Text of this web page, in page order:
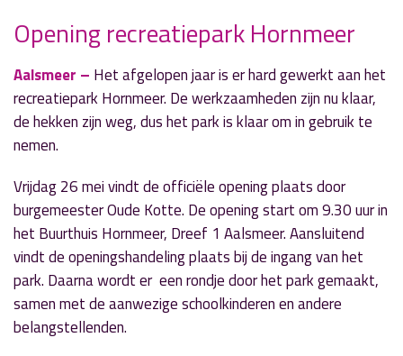
44e Dorpentocht op zondag 4 juni
22 mei 2023
» Volgend nieuwsbericht
Uniek Sporten Uitleen officieel van start
22 mei 2023
Opening recreatiepark Hornmeer
Aalsmeer – Het afgelopen jaar is er hard gewerkt aan het
recreatiepark Hornmeer. De werkzaamheden zijn nu klaar,
de hekken zijn weg, dus het park is klaar om in gebruik te
nemen.
Vrijdag 26 mei vindt de officiële opening plaats door
burgemeester Oude Kotte. De opening start om 9.30 uur in
het Buurthuis Hornmeer, Dreef 1 Aalsmeer. Aansluitend
vindt de openingshandeling plaats bij de ingang van het
park. Daarna wordt er een rondje door het park gemaakt,
samen met de aanwezige schoolkinderen en andere
belangstellenden.